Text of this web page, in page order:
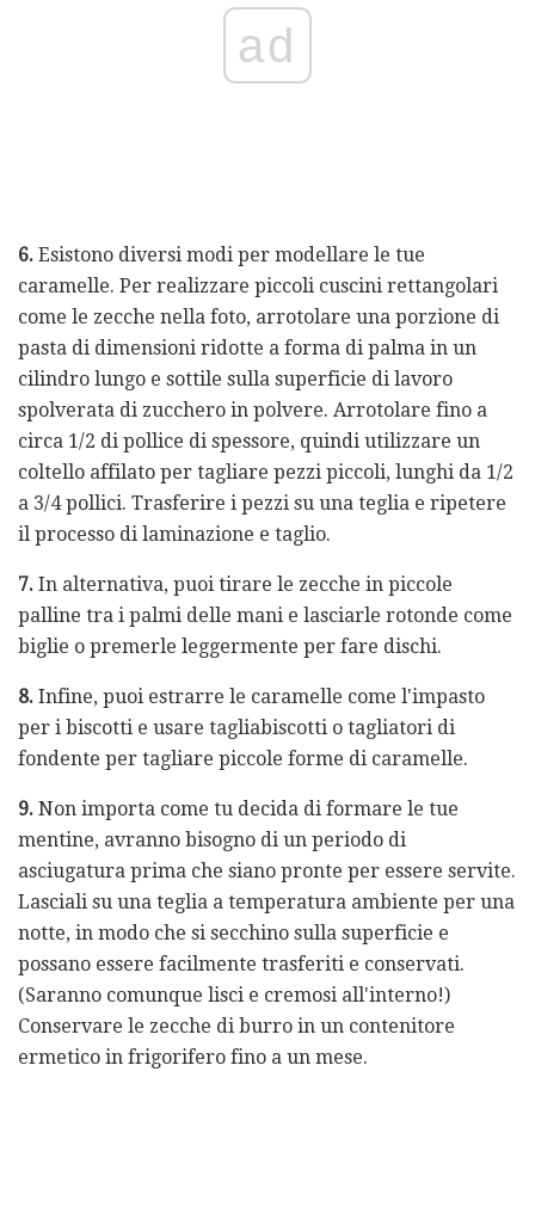
ad
6. Esistono diversi modi per modellare le tue
caramelle. Per realizzare piccoli cuscini rettangolari
come le zecche nella foto, arrotolare una porzione di
pasta di dimensioni ridotte a forma di palma in un
cilindro lungo e sottile sulla superficie di lavoro
spolverata di zucchero in polvere. Arrotolare fino a
circa 1/2 di pollice di spessore, quindi utilizzare un
coltello affilato per tagliare pezzi piccoli, lunghi da 1/2
a 3/4 pollici. Trasferire i pezzi su una teglia e ripetere
il processo di laminazione e taglio.
7. In alternativa, puoi tirare le zecche in piccole
palline tra i palmi delle mani e lasciarle rotonde come
biglie o premerle leggermente per fare dischi.
8. Infine, puoi estrarre le caramelle come l'impasto
per i biscotti e usare tagliabiscotti o tagliatori di
fondente per tagliare piccole forme di caramelle.
9. Non importa come tu decida di formare le tue
mentine, avranno bisogno di un periodo di
asciugatura prima che siano pronte per essere servite.
Lasciali su una teglia a temperatura ambiente per una
notte, in modo che si secchino sulla superficie e
possano essere facilmente trasferiti e conservati.
(Saranno comunque lisci e cremosi all'interno!)
Conservare le zecche di burro in un contenitore
ermetico in frigorifero fino a un mese.